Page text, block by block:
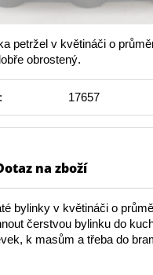
petržel v květináči o
obrostený.
17657
na zboží
bylinky v květináči o
čerstvou bylinku do
k masům a třeba do